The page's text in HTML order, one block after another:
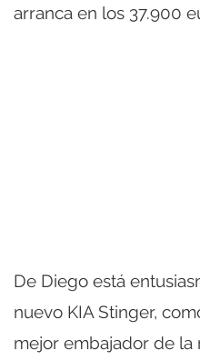
arranca en los 37.900
De Diego está
nuevo KIA Stinger,
mejor embajador de la